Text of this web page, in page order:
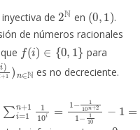
de
2N
en
(0 )
.
de números racionales
f( i)∈ ,1
para
)10 i+ 1 ) N
es no decreciente.
+1= ∑ i 1 110i=1
0